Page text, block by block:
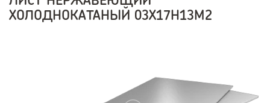
ХОЛОДНОКАТАНЫЙ 03Х17Н13М2